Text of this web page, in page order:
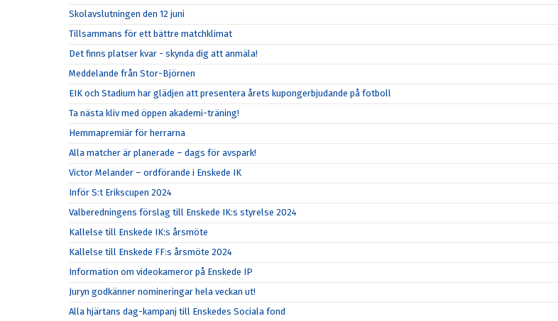
Skolavslutningen den 12 juni
Tillsammans för ett bättre matchklimat
Det finns platser kvar - skynda dig att anmäla!
Meddelande från Stor-Björnen
EIK och Stadium har glädjen att presentera årets kupongerbjudande på fotboll
Ta nästa kliv med öppen akademi-träning!
Hemmapremiär för herrarna
Alla matcher är planerade – dags för avspark!
Victor Melander – ordförande i Enskede IK
Inför S:t Erikscupen 2024
Valberedningens förslag till Enskede IK:s styrelse 2024
Kallelse till Enskede IK:s årsmöte
Kallelse till Enskede FF:s årsmöte 2024
Information om videokameror på Enskede IP
Juryn godkänner nomineringar hela veckan ut!
Alla hjärtans dag-kampanj till Enskedes Sociala fond